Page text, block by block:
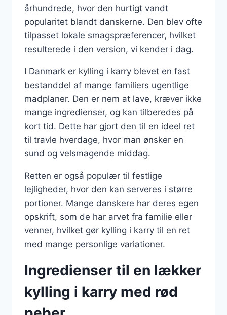
århundrede, hvor den hurtigt vandt
popularitet blandt danskerne. Den blev ofte
tilpasset lokale smagspræferencer, hvilket
resulterede i den version, vi kender i dag.
I Danmark er kylling i karry blevet en fast
bestanddel af mange familiers ugentlige
madplaner. Den er nem at lave, kræver ikke
mange ingredienser, og kan tilberedes på
kort tid. Dette har gjort den til en ideel ret
til travle hverdage, hvor man ønsker en
sund og velsmagende middag.
Retten er også populær til festlige
lejligheder, hvor den kan serveres i større
portioner. Mange danskere har deres egen
opskrift, som de har arvet fra familie eller
venner, hvilket gør kylling i karry til en ret
med mange personlige variationer.
Ingredienser til en lækker
kylling i karry med rød